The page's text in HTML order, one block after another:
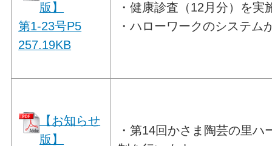
版】
第1-23号P5
257.19KB
・健康診査（12月分）を実
・ハローワークのシステム
【お知らせ
版】
・第14回かさま陶芸の里